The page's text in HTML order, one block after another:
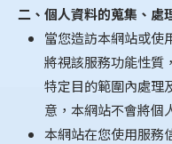
二、個人資料的蒐集、處
當您造訪本網站或使
將視該服務功能性質
特定目的範圍內處理
意，本網站不會將個
本網站在您使用服務